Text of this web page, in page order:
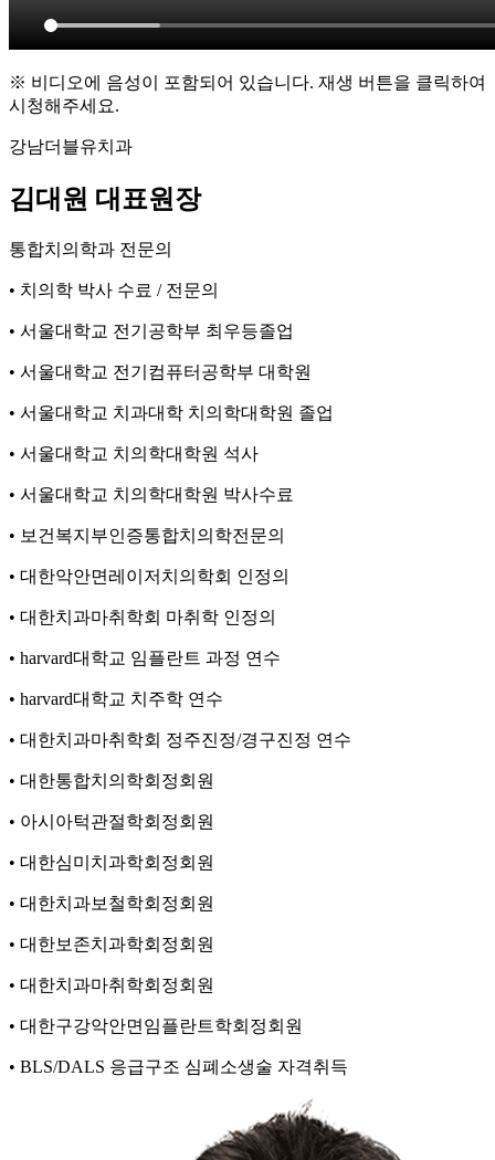
※ 비디오에 음성이 포함되어 있습니다. 재생 버튼을 클릭하여
시청해주세요.
강남더블유치과
김대원 대표원장
통합치의학과 전문의
• 치의학 박사 수료 / 전문의
• 서울대학교 전기공학부 최우등졸업
• 서울대학교 전기컴퓨터공학부 대학원
• 서울대학교 치과대학 치의학대학원 졸업
• 서울대학교 치의학대학원 석사
• 서울대학교 치의학대학원 박사수료
• 보건복지부인증통합치의학전문의
• 대한악안면레이저치의학회 인정의
• 대한치과마취학회 마취학 인정의
• harvard대학교 임플란트 과정 연수
• harvard대학교 치주학 연수
• 대한치과마취학회 정주진정/경구진정 연수
• 대한통합치의학회정회원
• 아시아턱관절학회정회원
• 대한심미치과학회정회원
• 대한치과보철학회정회원
• 대한보존치과학회정회원
• 대한치과마취학회정회원
• 대한구강악안면임플란트학회정회원
• BLS/DALS 응급구조 심폐소생술 자격취득